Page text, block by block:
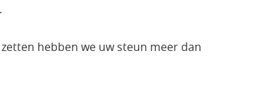
hebben we uw steun meer dan